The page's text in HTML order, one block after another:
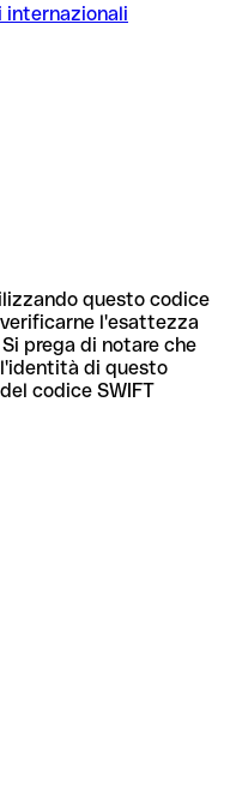
internazionali
questo codice
l'esattezza
prega di notare che
l'identità di questo
codice SWIFT